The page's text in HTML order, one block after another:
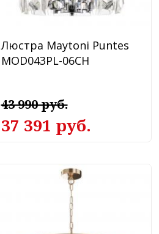
Люстра Maytoni Puntes
MOD043PL-06CH
43 990 руб.
37 391 руб.
Люстра Maytoni Revero
MOD085PL-16G